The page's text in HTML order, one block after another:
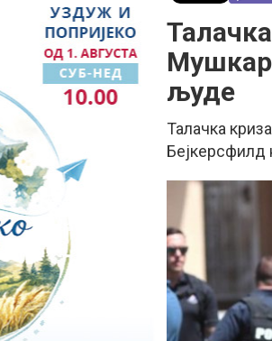
људе
Талачка
Бејкерсфилд